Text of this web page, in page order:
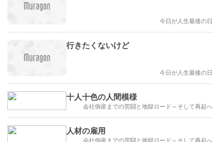
今日が人生最後の日
行きたくないけど
今日が人生最後の日
十人十色の人間模様
会社倒産までの苦闘と地獄ロード～そして再起へ
人材の雇用
会社倒産までの苦闘と地獄ロード～そして再起へ